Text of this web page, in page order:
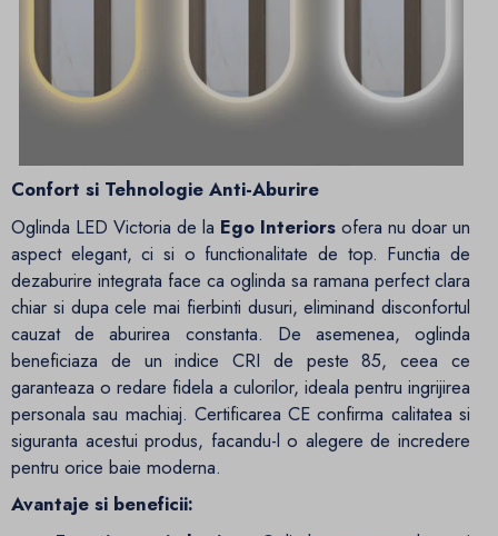
Confort si Tehnologie Anti-Aburire
Oglinda LED Victoria de la Ego Interiors ofera nu doar un
aspect elegant, ci si o functionalitate de top. Functia de
dezaburire integrata face ca oglinda sa ramana perfect clara
chiar si dupa cele mai fierbinti dusuri, eliminand disconfortul
cauzat de aburirea constanta. De asemenea, oglinda
beneficiaza de un indice CRI de peste 85, ceea ce
garanteaza o redare fidela a culorilor, ideala pentru ingrijirea
personala sau machiaj. Certificarea CE confirma calitatea si
siguranta acestui produs, facandu-l o alegere de incredere
pentru orice baie moderna.
Avantaje si beneficii: